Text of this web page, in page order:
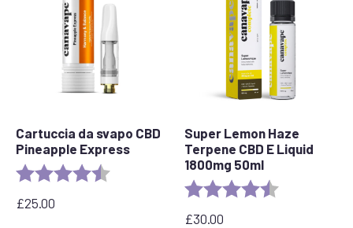
Cartuccia da svapo CBD
Pineapple Express
Valutazione: 4.6 out of 5 stars
£25.00
Super Lemon Haze
Terpene CBD E Liquid
1800mg 50ml
Valutazione:
£30.00